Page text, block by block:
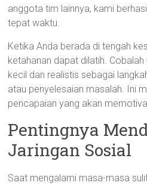
anggota tim lainnya, kami
tepat waktu.
Ketika Anda berada di tengah
ketahanan dapat dilatih.
kecil dan realistis sebagai
atau penyelesaian masalah. Ini
pencapaian yang akan
Pentingnya
Jaringan Sosial
Saat mengalami masa-masa